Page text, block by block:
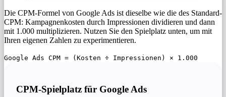
Die CPM-Formel von Google Ads ist dieselbe wie die des Standard-
CPM: Kampagnenkosten durch Impressionen dividieren und dann
mit 1.000 multiplizieren. Nutzen Sie den Spielplatz unten, um mit
Ihren eigenen Zahlen zu experimentieren.
Google Ads CPM = (Kosten ÷ Impressionen) × 1.000
CPM-Spielplatz für Google Ads